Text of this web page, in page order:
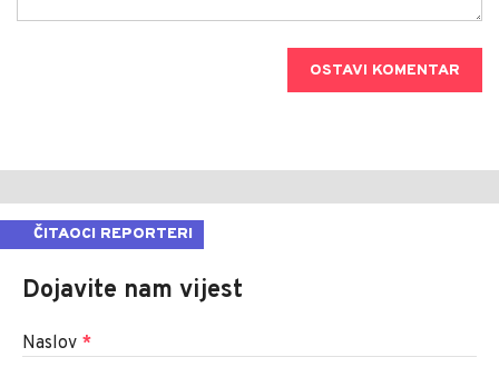
OSTAVI KOMENTAR
ČITAOCI REPORTERI
Dojavite nam vijest
Naslov *